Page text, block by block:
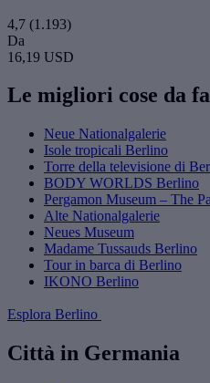
4,7 (1.193)
Da
16,19 USD
Le migliori cose da
Neue Nationalgalerie
Isole tropicali Berlino
Torre della televisione di
BODY WORLDS Berlino
Pergamon Museum – The
Alte Nationalgalerie
Neues Museum
Madame Tussauds Berlino
Tour in barca di Berlino
IKONO Berlino
Esplora Berlino
Città in Germania